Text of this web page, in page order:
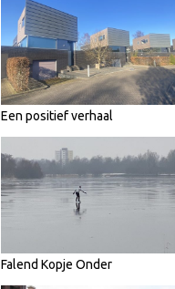
Een positief verhaal
Falend Kopje Onder